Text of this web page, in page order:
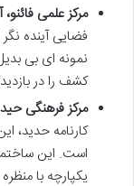
مرکز علمی فائنو،
فضایی آینده
نمونه ای بی
کشف را در
مرکز فرهنگی حیدر
کارنامه حدید،
یکپارچه با